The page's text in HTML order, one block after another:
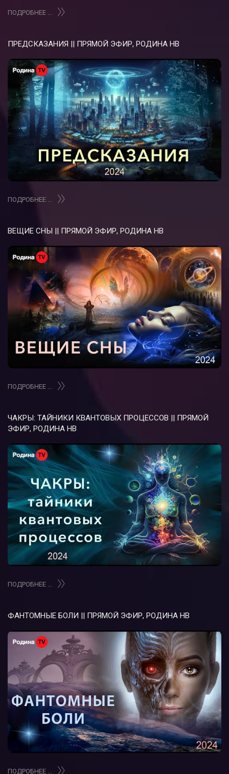
ПОДРОБНЕЕ ...
ПРЕДСКАЗАНИЯ || ПРЯМОЙ ЭФИР, РОДИНА НВ
ПОДРОБНЕЕ ...
ВЕЩИЕ СНЫ || ПРЯМОЙ ЭФИР, РОДИНА НВ
ПОДРОБНЕЕ ...
ЧАКРЫ: ТАЙНИКИ КВАНТОВЫХ ПРОЦЕССОВ || ПРЯМОЙ
ЭФИР, РОДИНА НВ
ПОДРОБНЕЕ ...
ФАНТОМНЫЕ БОЛИ || ПРЯМОЙ ЭФИР, РОДИНА НВ
ПОДРОБНЕЕ ...